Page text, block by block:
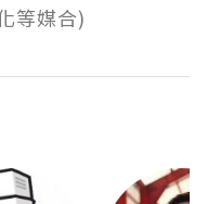
等媒合)